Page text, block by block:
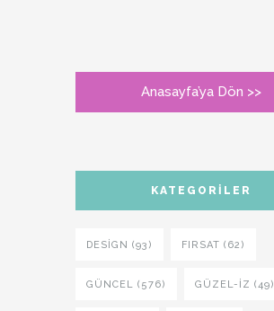
Anasayfa’ya Dön >>
KATEGORILER
DESIGN (93) FIRSAT (62)
GÜNCEL (576) GÜZEL-IZ (49)